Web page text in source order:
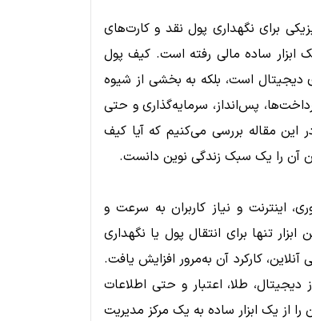
برای نگهداری پول نقد و کارت‌های
ابزار ساده مالی رفته است. کیف پول
دیجیتال است، بلکه به بخشی از شیوه
پس‌انداز، سرمایه‌گذاری و حتی
مقاله بررسی می‌کنیم که آیا کیف
آن را یک سبک زندگی نوین دانست.
اینترنت و نیاز کاربران به سرعت و
تنها برای انتقال پول یا نگهداری
کارکرد آن به‌مرور افزایش یافت.
دیجیتال، طلا، اعتبار و حتی اطلاعات
از یک ابزار ساده به یک مرکز مدیریت